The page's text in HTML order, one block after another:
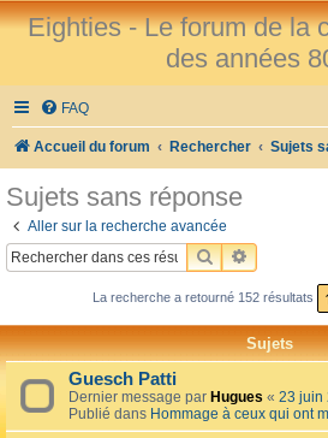
Eighties - Le forum de la
des années
FAQ
Accueil du forum Rechercher Sujets
Sujets sans réponse
Aller sur la recherche avancée
RECHERCHER
La recherche a retourné 152 résultats
Sujets
Guesch Patti
Dernier message par Hugues « 23 juin
Publié dans Hommage à ceux qui ont